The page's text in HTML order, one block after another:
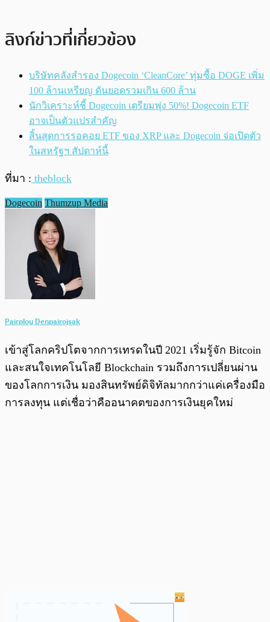
ลิงก์ข่าวที่เกี่ยวข้อง
บริษัทคลังสำรอง Dogecoin ‘CleanCore’ ทุ่มซื้อ DOGE เพิ่ม
100 ล้านเหรียญ ดันยอดรวมเกิน 600 ล้าน
นักวิเคราะห์ชี้ Dogecoin เตรียมพุ่ง 50%! Dogecoin ETF
อาจเป็นตัวแปรสำคัญ
สิ้นสุดการรอคอย ETF ของ XRP และ Dogecoin จ่อเปิดตัว
ในสหรัฐฯ สัปดาห์นี้
ที่มา : theblock
Dogecoin Thumzup Media
Pairploy Denpairojsak
เข้าสู่โลกคริปโตจากการเทรดในปี 2021 เริ่มรู้จัก Bitcoin
และสนใจเทคโนโลยี Blockchain รวมถึงการเปลี่ยนผ่าน
ของโลกการเงิน มองสินทรัพย์ดิจิทัลมากกว่าแค่เครื่องมือ
การลงทุน แต่เชื่อว่าคืออนาคตของการเงินยุคใหม่